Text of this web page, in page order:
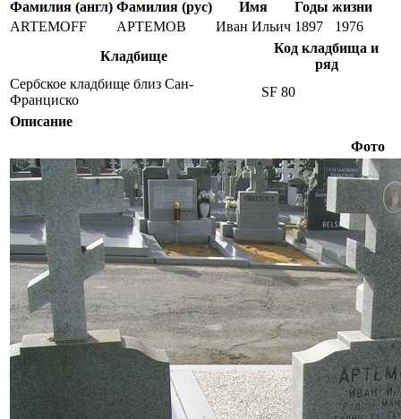
Фамилия (англ) Фамилия (рус) Имя
Годы жизни
ARTEMOFF
АРТЕМОВ Иван Ильич 1897
1976
Кладбище
Код кладбища и
ряд
Сербское кладбище близ Сан-
Франциско
SF 80
Описание
Фото